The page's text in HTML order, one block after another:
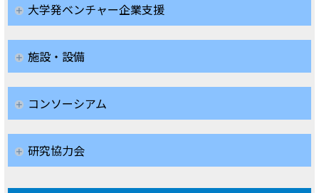
大学発ベンチャー企業支援
施設・設備
コンソーシアム
研究協力会